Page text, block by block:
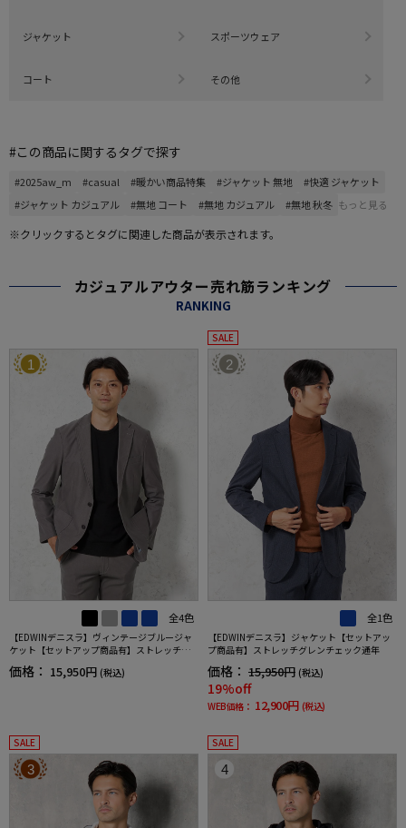
ジャケット スポーツウェア
コート その他
#この商品に関するタグで探す
#2025aw_m #casual #暖かい商品特集 #ジャケット 無地
#快適 ジャケット
#ジャケット カジュアル
#無地 コート #無地 カジュアル #無地 秋冬 もっと見る
※クリックするとタグに関連した商品が表示されます。
カジュアルアウター売れ筋ランキング
RANKING
1
全4色
【EDWINデニスラ】ヴィンテージブルージャ
ケット【セットアップ商品有】ストレッチ無
価格： 15,950円 (税込)
SALE
2
全1色
【EDWINデニスラ】ジャケット【セットアッ
プ商品有】ストレッチグレンチェック通年
価格： 15,950円 (税込)
19%off
WEB価格： 12,900円 (税込)
SALE
3
SALE
4